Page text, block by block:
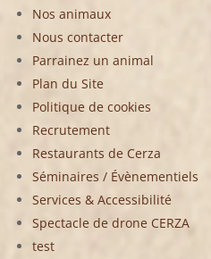
Nos animaux
Nous contacter
Parrainez un animal
Plan du Site
Politique de cookies
Recrutement
Restaurants de Cerza
Séminaires / Évènementiels
Services & Accessibilité
Spectacle de drone CERZA
test